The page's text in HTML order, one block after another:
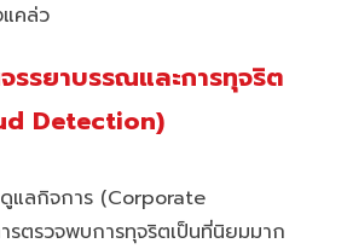
คล่ว
จรรยาบรรณและการทุจริต
Detection)
แลกิจการ (Corporate
รตรวจพบการทุจริตเป็นที่นิยมมาก